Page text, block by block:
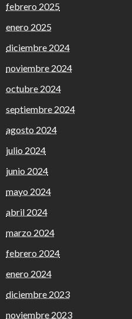
febrero 2025
enero 2025
diciembre 2024
noviembre 2024
octubre 2024
septiembre 2024
agosto 2024
julio 2024
junio 2024
mayo 2024
abril 2024
marzo 2024
febrero 2024
enero 2024
diciembre 2023
noviembre 2023